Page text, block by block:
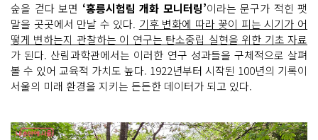
숲을 걷다 보면 ‘홍릉시험림 개화 모니터링’이라는 문구가 적힌 팻
말을 곳곳에서 만날 수 있다. 기후 변화에 따라 꽃이 피는 시기가 어
떻게 변하는지 관찰하는 이 연구는 탄소중립 실현을 위한 기초 자료
가 된다. 산림과학관에서는 이러한 연구 성과들을 구체적으로 살펴
볼 수 있어 교육적 가치도 높다. 1922년부터 시작된 100년의 기록이
서울의 미래 환경을 지키는 든든한 데이터가 되고 있다.